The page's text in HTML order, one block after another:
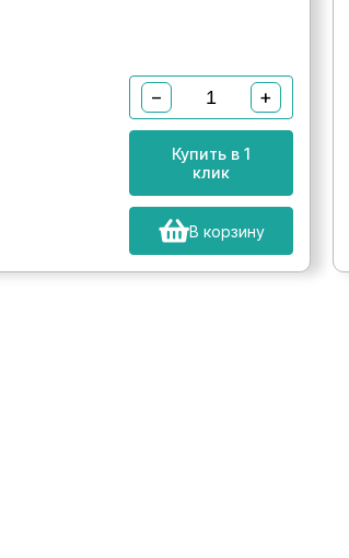
− +
Купить в 1
клик
В корзину